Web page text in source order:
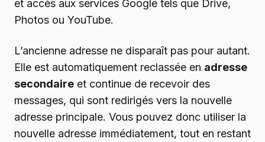
et accès aux services Google tels que Drive,
Photos ou YouTube.
L’ancienne adresse ne disparaît pas pour autant.
Elle est automatiquement reclassée en adresse
secondaire et continue de recevoir des
messages, qui sont redirigés vers la nouvelle
adresse principale. Vous pouvez donc utiliser la
nouvelle adresse immédiatement, tout en restant